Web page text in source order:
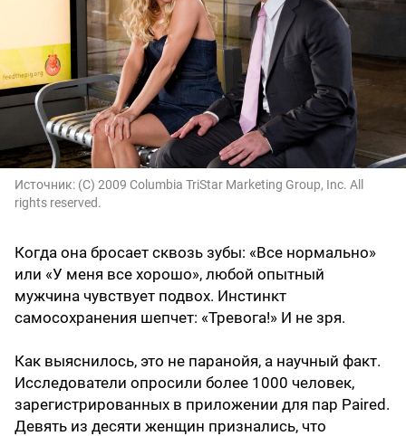
Источник: (C) 2009 Columbia TriStar Marketing Group, Inc. All
rights reserved.
Когда она бросает сквозь зубы: «Все нормально»
или «У меня все хорошо», любой опытный
мужчина чувствует подвох. Инстинкт
самосохранения шепчет: «Тревога!» И не зря.
Как выяснилось, это не паранойя, а научный факт.
Исследователи опросили более 1000 человек,
зарегистрированных в приложении для пар Paired.
Девять из десяти женщин признались, что